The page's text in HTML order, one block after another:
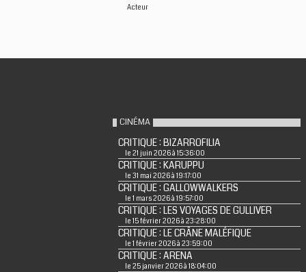
Acteur
CINÉMA
CRITIQUE : BIZARROFILIA
le 21 juin 2026 à 15:36:00
CRITIQUE : KARUPPU
le 31 mai 2026 à 19:17:00
CRITIQUE : GALLOWWALKERS
le 1 mars 2026 à 19:57:00
CRITIQUE : LES VOYAGES DE GULLIVER
le 15 février 2026 à 23:28:00
CRITIQUE : LE CRÂNE MALÉFIQUE
le 1 février 2026 à 23:59:00
CRITIQUE : ARENA
le 25 janvier 2026 à 18:04:00